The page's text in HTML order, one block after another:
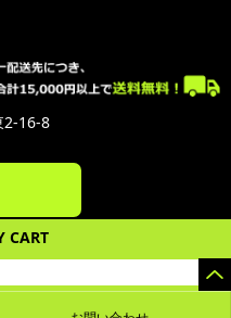
CART
16-8